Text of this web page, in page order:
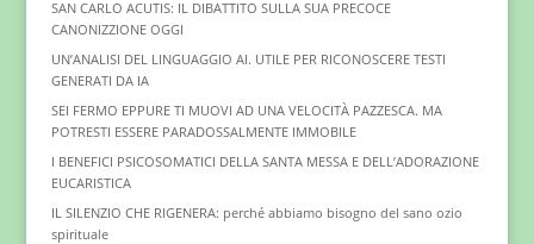
SAN CARLO ACUTIS: IL DIBATTITO SULLA SUA PRECOCE
CANONIZZIONE OGGI
UN’ANALISI DEL LINGUAGGIO AI. UTILE PER RICONOSCERE TESTI
GENERATI DA IA
SEI FERMO EPPURE TI MUOVI AD UNA VELOCITÀ PAZZESCA. MA
POTRESTI ESSERE PARADOSSALMENTE IMMOBILE
I BENEFICI PSICOSOMATICI DELLA SANTA MESSA E DELL’ADORAZIONE
EUCARISTICA
IL SILENZIO CHE RIGENERA: perché abbiamo bisogno del sano ozio
spirituale